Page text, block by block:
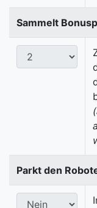
Sammelt
Parkt den